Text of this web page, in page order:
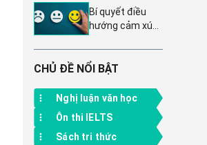
sắc
mẫu lớp 4 Chân
trời sáng tạo
và 4 bài văn mẫu
xuất sắc dành
Bí quyết điều
hướng cảm xúc
pháp HĐTN 8
Chân trời sáng
đề 1
CHỦ ĐỀ NỔI BẬT
Nghị luận văn học
Ôn thi IELTS
Sách tri thức